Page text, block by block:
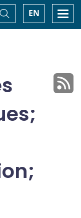
EN
Basculer
la
recherche